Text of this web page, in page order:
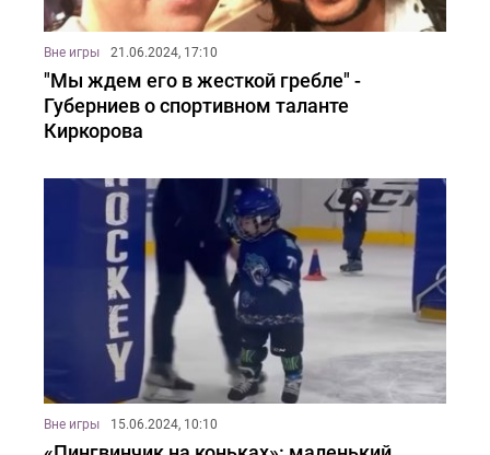
Вне игры 21.06.2024, 17:10
"Мы ждем его в жесткой гребле" -
Губерниев о спортивном таланте
Киркорова
Вне игры 15.06.2024, 10:10